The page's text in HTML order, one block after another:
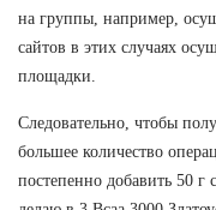
на группы, например,
сайтов в этих случаях
площадки.
Следовательно, чтобы
большее количество
постепенно добавить 50 г